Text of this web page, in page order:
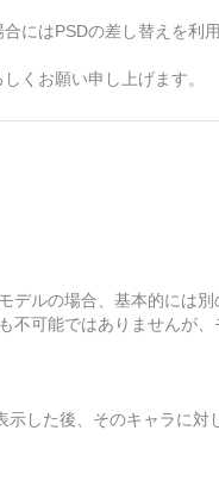
にはPSDの差し替えを利
くお願い申し上げます。
デルの場合、基本的には
不可能ではありませんが
示した後、そのキャラに